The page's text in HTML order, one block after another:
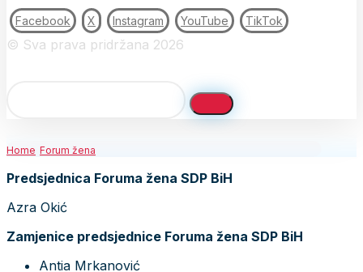
Facebook X Instagram YouTube TikTok
© Sva prava pridržana 2026
Home Forum žena
Predsjednica Foruma žena SDP BiH
Azra Okić
Zamjenice predsjednice Foruma žena SDP BiH
Antia Mrkanović